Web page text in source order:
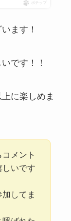
ポチップ
ます！
です！！
に楽しめま
メント
いです
してま